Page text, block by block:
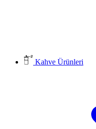
Kahve Ürünleri